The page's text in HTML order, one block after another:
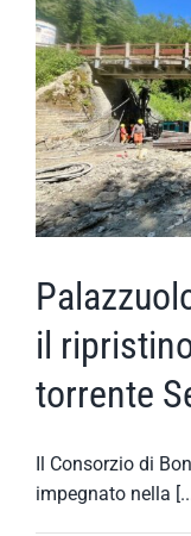
il
torrente
Il Consorzio di
impegnato nella